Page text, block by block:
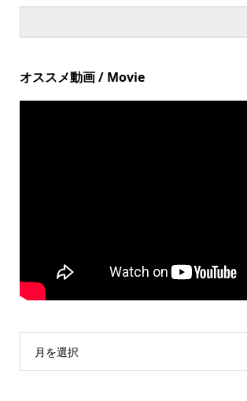
オススメ動画 / Movie
月を選択